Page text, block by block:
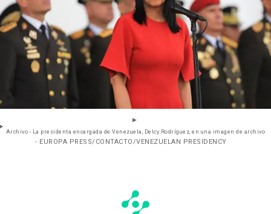
Archivo - La presidenta encargada de Venezuela, Delcy Rodríguez, en una imagen de archivo
- EUROPA PRESS/CONTACTO/VENEZUELAN PRESIDENCY